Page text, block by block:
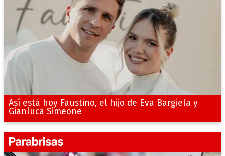
Así está hoy Faustino, el hijo de Eva Bargiela y
Gianluca Simeone